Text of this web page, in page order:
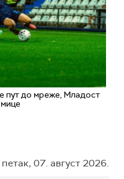
пут до мреже, Младост
петак, 07. август 2026.